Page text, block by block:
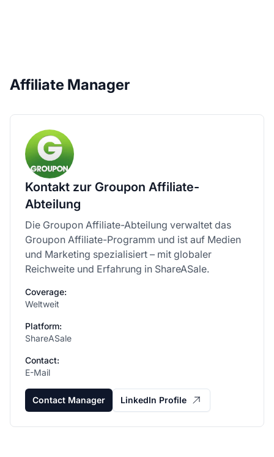
Affiliate Manager
Kontakt zur Groupon Affiliate-
Abteilung
Die Groupon Affiliate-Abteilung verwaltet das
Groupon Affiliate-Programm und ist auf Medien
und Marketing spezialisiert – mit globaler
Reichweite und Erfahrung in ShareASale.
Coverage:
Weltweit
Platform:
ShareASale
Contact:
E-Mail
Contact Manager LinkedIn Profile